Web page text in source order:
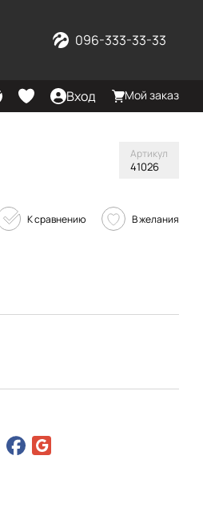
096-333-33-33
Вход Мой заказ
Артикул
41026
К сравнению В желания